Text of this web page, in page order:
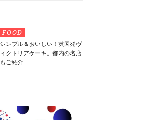
FOOD
シンプル＆おいしい！英国発ヴ
ィクトリアケーキ。都内の名店
もご紹介